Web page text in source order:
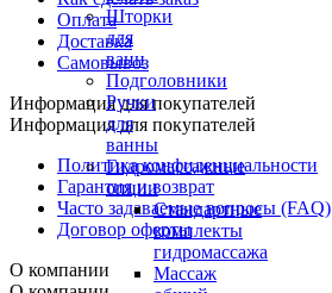
Шторки
для
ванн
Подголовники
Ручки
для
ванны
Гидромассажные
опции
Стандартные
комплекты
гидромассажа
Массаж
Оплата
Доставка
Самовывоз
Информация для покупателей
Информация для покупателей
Политика конфиденциальности
Гарантия и возврат
Часто задаваемые вопросы (FAQ)
Договор оферты
О компании